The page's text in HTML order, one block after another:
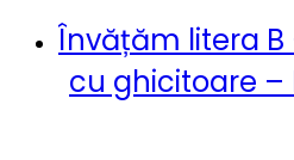
Învățăm litera
cu ghicitoare –